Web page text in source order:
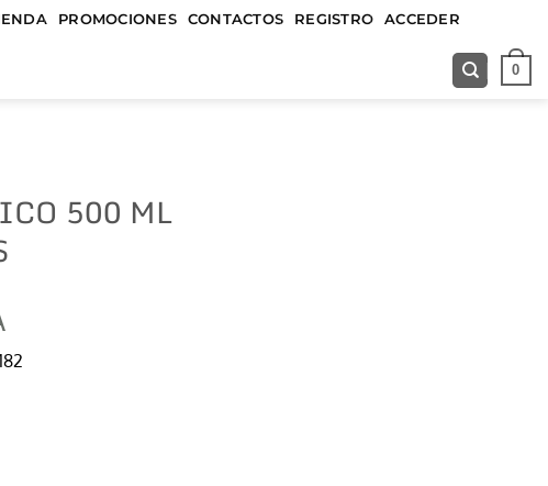
PROMOCIONES CONTACTOS REGISTRO ACCEDER
0
500 ML